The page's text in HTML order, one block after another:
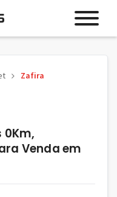
Zafira
0Km,
Venda em